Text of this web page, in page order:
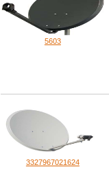
5603
3327967021624